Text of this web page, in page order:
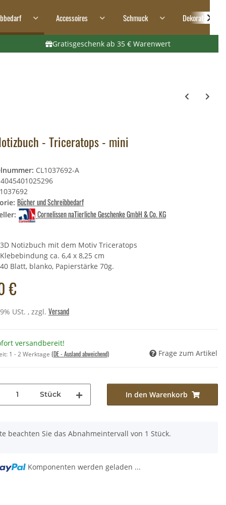
Accessoires Schmuck Dekoration
Gratisgeschenk ab 35 € Warenwert
- Triceratops - mini
CL1037692-A
4045401025296
1037692
Bücher und Schreibbedarf
Cornelissen naTierliche Geschenke GmbH & Co. KG
3D Notizbuch mit dem Motiv Triceratops
Klebebindung ca. 6,4 x 8,25 cm
40 Blatt, blanko, Papierstärke 70g.
€
USt. , zzgl. Versand
versandbereit!
1 - 2 Werktage (DE - Ausland abweichend) Frage zum Artikel
Stück In den Warenkorb
beachten Sie das Abnahmeintervall von 1 Stück.
Komponenten werden geladen ...
- Kaninchenbalg mit
€